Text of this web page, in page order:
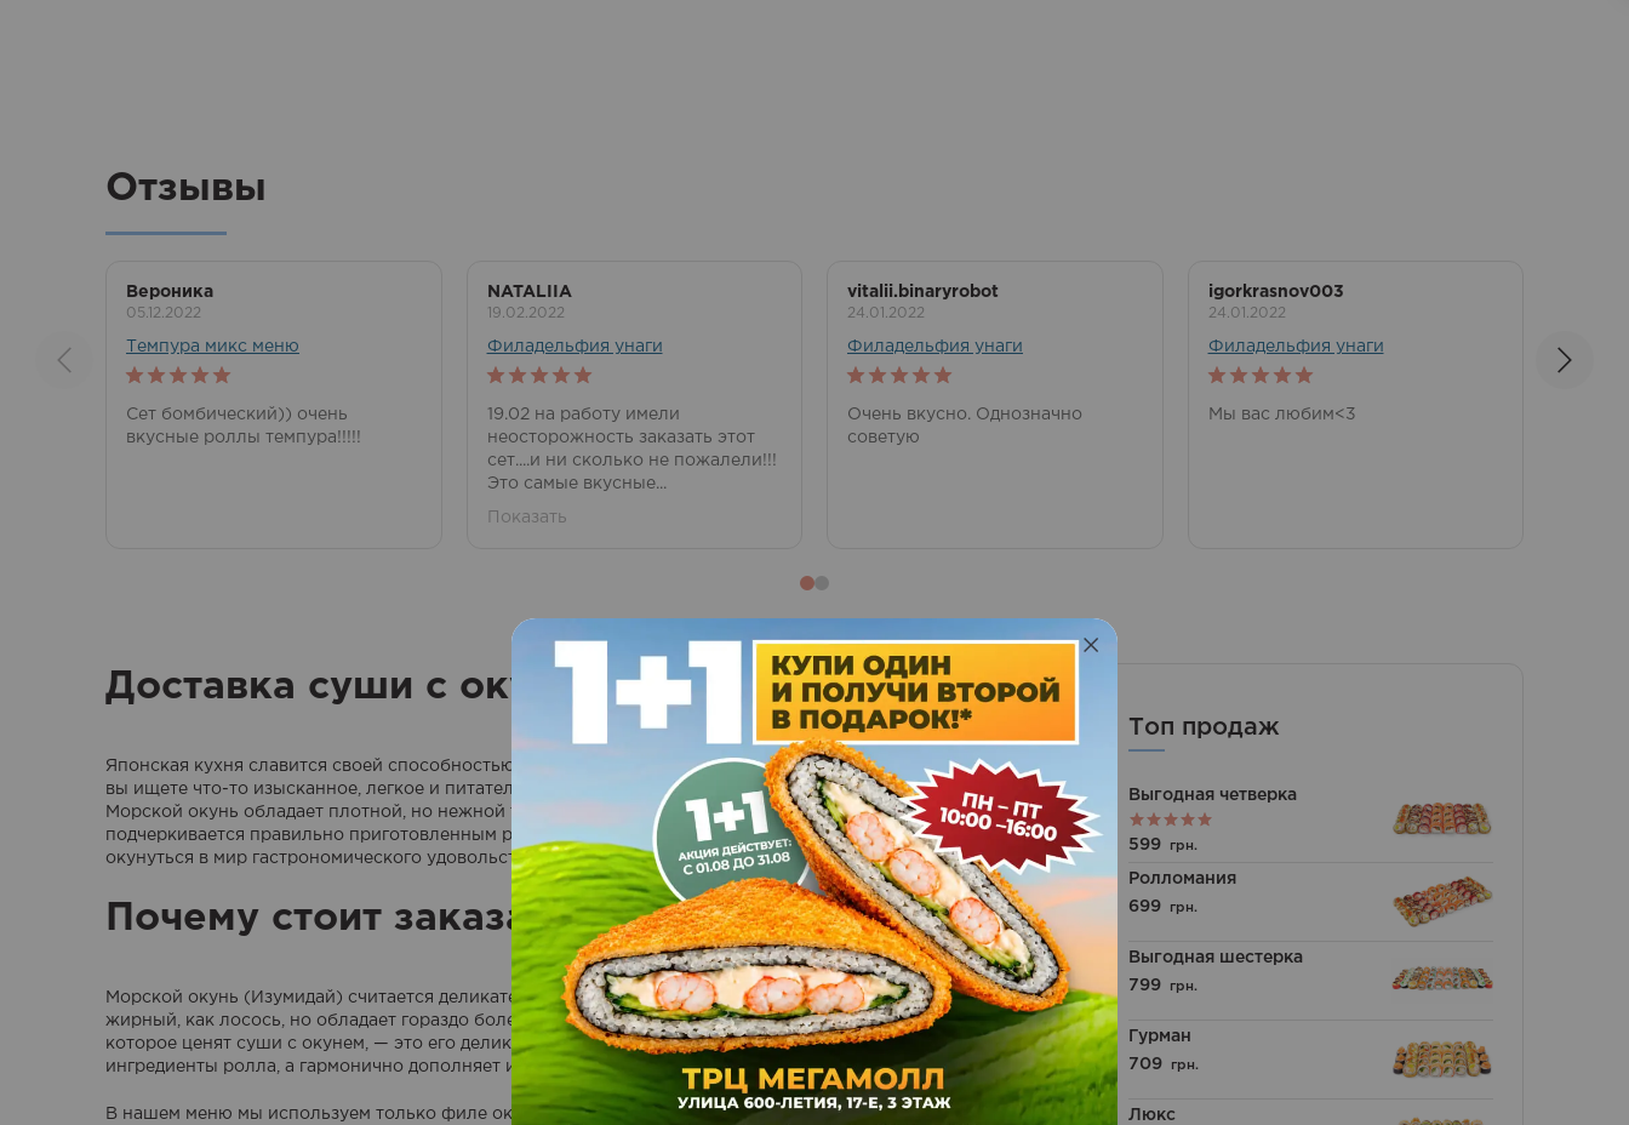
Отзывы
Вероника
05.12.2022
Темпура микс меню
5out of 5
Сет бомбический)) очень
вкусные роллы темпура!!!!!
NATALIIA
19.02.2022
Филадельфия унаги
5out of 5
19.02 на работу имели
неосторожность заказать этот
сет....и ни сколько не пожалели!!!
Это самые вкусные...
Показать
vitalii.binaryrobot
24.01.2022
Филадельфия унаги
5out of 5
Очень вкусно. Однозначно
советую
igorkrasnov003
24.01.2022
Филадельфия унаги
5out of 5
Мы вас любим<3
Доставка суши с окунем в Виннице
Японская кухня славится своей способностью раскрывать вкус самых разнообразных морепродуктов. Если
вы ищете что-то изысканное, легкое и питательное, суши с окунем — это именно то, что стоит попробовать.
Морской окунь обладает плотной, но нежной текстурой и тонким ароматом, который идеально
подчеркивается правильно приготовленным рисом и авторскими соусами. Roll Club приглашает вас
окунуться в мир гастрономического удовольствия, не выходя из дома.
Почему стоит заказать суши с окунем?
Морской окунь (Изумидай) считается деликатесом в традиционной японской кулинарии. Он не такой
жирный, как лосось, но обладает гораздо более богатым белковым составом. Главное преимущество, за
которое ценят суши с окунем, — это его деликатный сладковатый вкус, который не перебивает другие
ингредиенты ролла, а гармонично дополняет их.
В нашем меню мы используем только филе окуня высочайшего качества. Это гарантирует, что каждый
Топ продаж
Выгодная четверка
Оценка
599 грн.
Ролломания
699
грн.
Выгодная шестерка
799
грн.
Гурман
709
грн.
Люкс